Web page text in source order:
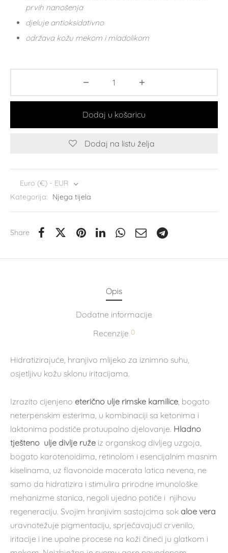
prvih nanošenja
djeluje antioksidativno
održava kožu mekom i mladolikom
Dodaj u košaricu
Dodaj na listu želja
Euro (€) - EUR
Kategorija:
Njega tijela
Share
Opis
Dodatne informacije
Recenzije 0
Hidratizirajuće, hranjivo mlijeko za iznimno suhu,
osjetljivu kožu sklonu iritacijama.
Izrazito cijenjeno eterično ulje rimske kamilice, bogato
neterpenskim esterima, u kombinaciji sa ketonima i
laktonima podstiče protuupalno djelovanje. Hladno
tješteno ulje divlje ruže iz organskog divljeg uzgoja,
bogato karotenoidima, retinolom i esencijalnim masnim
kiselinama, uz flavonoide macerata latica nevena, ne
samo da hidratizira i stimulira prirodne imunološke
mehanizme stanica, negoli ujedno potiče i njihovu
regeneraciju. Svojim hranjivim sastojcima sok aloe vera
uravnotežuje pigmentaciju, sprječavajući crvenilo,
iritacije i ine upalne procese na koži čineći ju glatkom i